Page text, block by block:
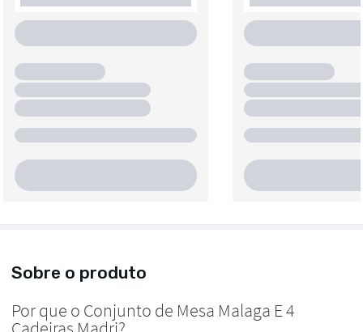
Sobre o produto